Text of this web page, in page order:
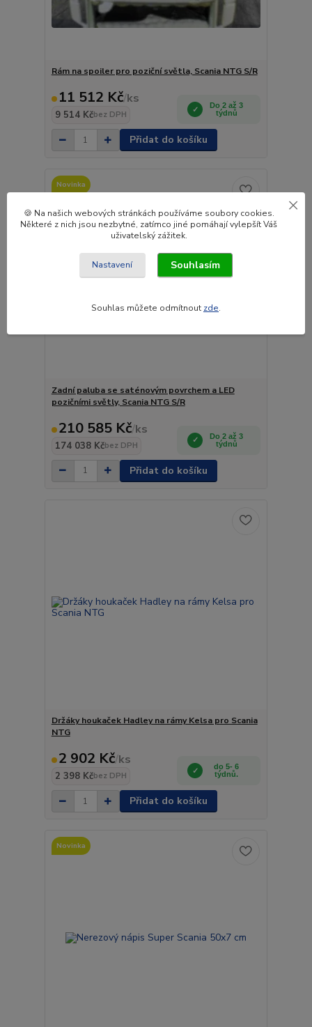
Rám na spoiler pro poziční světla, Scania NTG S/R
11 512 Kč/ks
9 514 Kčbez DPH
Do 2 až 3
týdnů
Přidat do košíku
Novinka
Zadní paluba se saténovým povrchem a LED
pozičními světly, Scania NTG S/R
210 585 Kč/ks
174 038 Kčbez DPH
Do 2 až 3
týdnů
Přidat do košíku
Držáky houkaček Hadley na rámy Kelsa pro Scania
NTG
2 902 Kč/ks
2 398 Kčbez DPH
do 5- 6
týdnů.
Přidat do košíku
Novinka
🍪 Na našich webových stránkách používáme soubory cookies.
Některé z nich jsou nezbytné, zatímco jiné pomáhají vylepšít Váš
uživatelský zážitek.
Nastavení Souhlasím
Souhlas můžete odmítnout zde.